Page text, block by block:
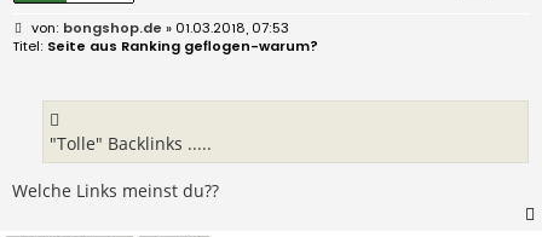
B
e
bongshop.de » 01.03.2018, 07:53
Seite aus Ranking geflogen-warum?
"Tolle" Backlinks .....
Welche Links meinst du??